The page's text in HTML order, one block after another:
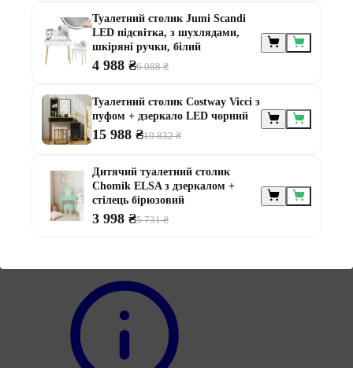
призначенням
Меблі для балконів
Меблі для дачі
Меблі для тераси
Модульні меблі з ротанга
Туалетний столик Jumi Scandi
LED підсвітка, з шухлядами,
шкіряні ручки, білий
4 988 ₴6 088 ₴
Туалетний столик Costway Vicci з
пуфом + дзеркало LED чорний
15 988 ₴19 832 ₴
Дитячий туалетний столик
Chomik ELSA з дзеркалом +
стілець бірюзовий
3 998 ₴5 731 ₴